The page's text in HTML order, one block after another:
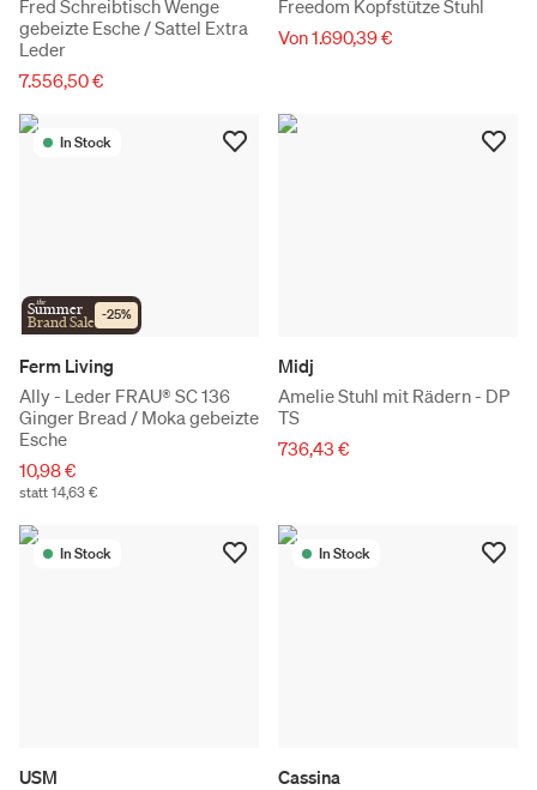
Fred Schreibtisch Wenge
gebeizte Esche / Sattel Extra
Leder
7.556,50 €
Freedom Kopfstütze Stuhl
Von 1.690,39 €
In Stock
the
Summer
Brand Sale -25%
Ferm Living
Ally - Leder FRAU® SC 136
Ginger Bread / Moka gebeizte
Esche
10,98 €
statt 14,63 €
Midj
Amelie Stuhl mit Rädern - DP
TS
736,43 €
In Stock
USM
In Stock
Cassina